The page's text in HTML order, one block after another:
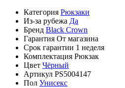
Категория Рюкзаки
Из-за рубежа Да
Бренд Black Crown
Гарантия От магазина
Срок гарантии 1 неделя
Комплектация Рюкзак
Цвет Чёрный
Артикул PS5004147
Пол Унисекс